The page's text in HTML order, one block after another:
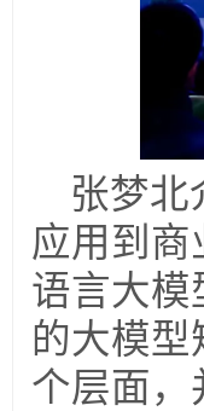
张梦北
应用到
语言大模
的大模
个层面，